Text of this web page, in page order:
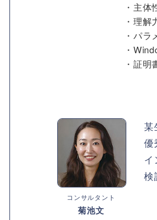
・主体
・理
・パ
・
・証明
コンサルタント
菊池文
某
優
検